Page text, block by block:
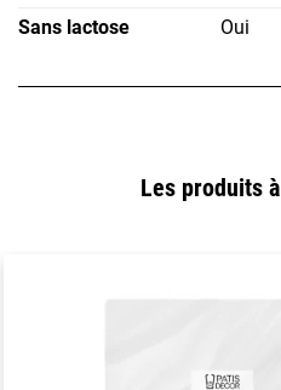
Sans lactose
Oui
Les produits